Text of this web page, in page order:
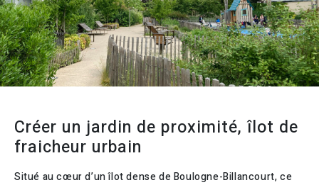
Créer un jardin de proximité, îlot de
fraicheur urbain
Situé au cœur d’un îlot dense de Boulogne-Billancourt, ce